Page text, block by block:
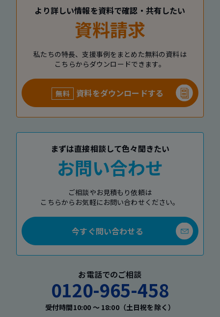
より詳しい情報を資料で確認・共有したい
資料請求
私たちの特長、支援事例をまとめた無料の資料は
こちらからダウンロードできます。
無料 資料をダウンロードする
まずは直接相談して色々聞きたい
お問い合わせ
ご相談やお見積もり依頼は
こちらからお気軽にお問い合わせください。
今すぐ問い合わせる
お電話でのご相談
0120-965-458
受付時間10:00 〜 18:00（土日祝を除く）